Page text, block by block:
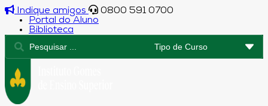
Indique amigos
0800 591 0700
Portal do Aluno
Biblioteca